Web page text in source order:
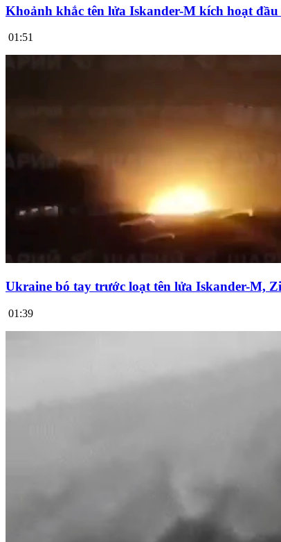
Khoảnh khắc tên lửa Iskander-M kích hoạt
01:51
Ukraine bó tay trước loạt tên lửa Iskander-M,
01:39